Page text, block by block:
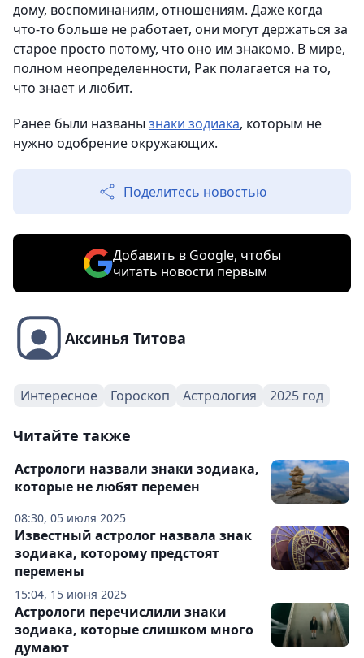
дому, воспоминаниям, отношениям. Даже когда
что-то больше не работает, они могут держаться за
старое просто потому, что оно им знакомо. В мире,
полном неопределенности, Рак полагается на то,
что знает и любит.
Ранее были названы знаки зодиака, которым не
нужно одобрение окружающих.
Поделитесь новостью
Добавить в Google, чтобы
читать новости первым
Аксинья Титова
Интересное Гороскоп Астрология 2025 год
Читайте также
08:30, 05 июля 2025
Астрологи назвали знаки зодиака,
которые не любят перемен
15:04, 15 июня 2025
Известный астролог назвала знак
зодиака, которому предстоят
перемены
Астрологи перечислили знаки
зодиака, которые слишком много
думают